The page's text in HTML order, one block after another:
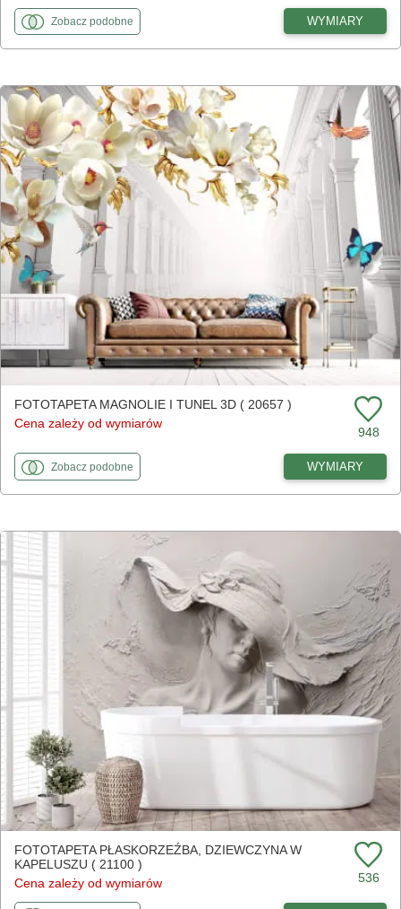
Zobaczfototapety
podobnedo Kwiaty w stylu grunge WYMIARY
FOTOTAPETA MAGNOLIE I TUNEL 3D ( 20657 )
Cena zależy od wymiarów
948
Zobaczfototapety
podobnedo Magnolie i tunel 3D WYMIARY
FOTOTAPETA PŁASKORZEŹBA, DZIEWCZYNA W
KAPELUSZU ( 21100 )
Cena zależy od wymiarów
536